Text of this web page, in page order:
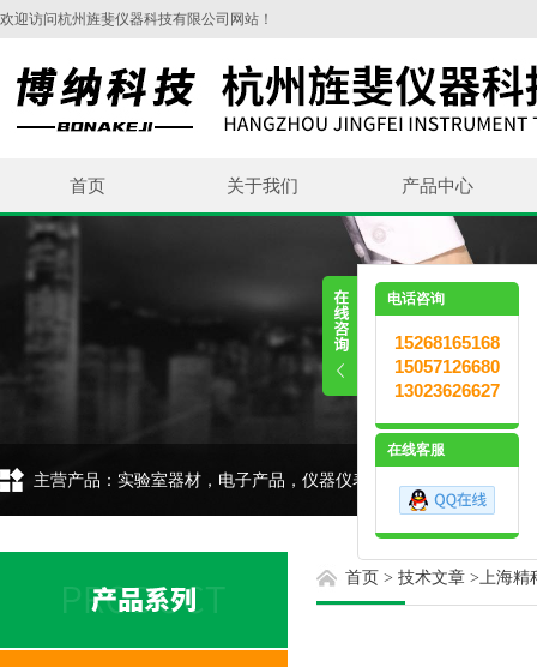
欢迎访问杭州旌斐仪器科技有限公司网站！
首页 关于我们 产品中心
主营产品：实验室器材，电子产品，仪器仪表，环保设备，五金交
首页 > 技术文章 >上海精
电话咨询
15268165168
15057126680
13023626627
在线客服